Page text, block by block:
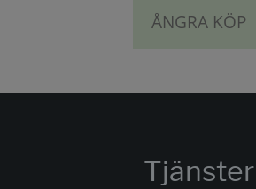
ÅNGRA KÖP
Tjänster